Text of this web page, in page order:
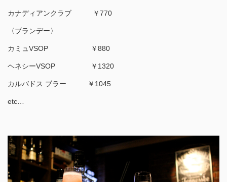
カナディアンクラブ ￥770
〈ブランデー〉
カミュVSOP ￥880
ヘネシーVSOP ￥1320
カルバドス ブラー ￥1045
etc…